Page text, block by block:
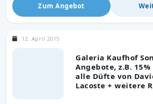
Zum Angebot
Galeria Kaufhof
Angebote, z.B.
alle Düfte von
Lacoste + weitere
12. April 2015